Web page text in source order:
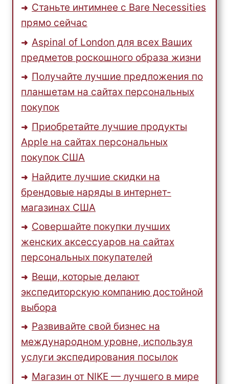
Станьте интимнее с Bare Necessities
прямо сейчас
Aspinal of London для всех Ваших
предметов роскошного образа жизни
Получайте лучшие предложения по
планшетам на сайтах персональных
покупок
Приобретайте лучшие продукты
Apple на сайтах персональных
покупок США
Найдите лучшие скидки на
брендовые наряды в интернет-
магазинах США
Совершайте покупки лучших
женских аксессуаров на сайтах
персональных покупателей
Вещи, которые делают
экспедиторскую компанию достойной
выбора
Развивайте свой бизнес на
международном уровне, используя
услуги экспедирования посылок
Магазин от NIKE — лучшего в мире